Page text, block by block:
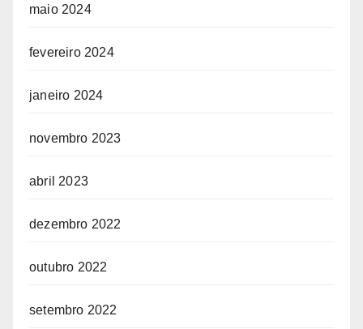
maio 2024
fevereiro 2024
janeiro 2024
novembro 2023
abril 2023
dezembro 2022
outubro 2022
setembro 2022